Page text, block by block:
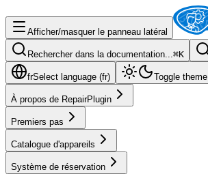
Afficher/masquer le panneau latéral
Rechercher dans la documentation...⌘K
frSelect language (fr) Toggle theme
À propos de RepairPlugin
Premiers pas
Catalogue d'appareils
Système de réservation